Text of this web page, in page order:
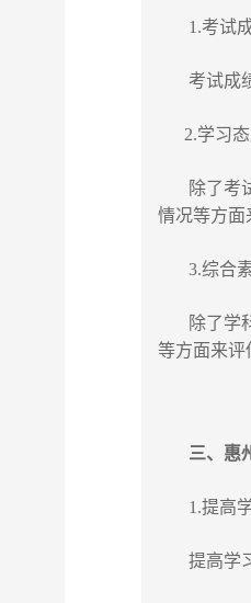
1.考试成
考试成绩
2.学习态
除了考试
情况等方面
3.综合素
除了学科
等方面来评
三、 惠
1.提高学
提高学习